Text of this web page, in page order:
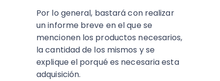
Por lo general, bastará con realizar
un informe breve en el que se
mencionen los productos necesarios,
la cantidad de los mismos y se
explique el porqué es necesaria esta
adquisición.